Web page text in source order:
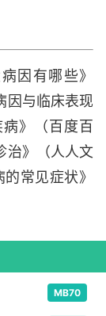
因有哪些》
因与临床表现
》（百度百
治》（人人文
常见症状》
MB70